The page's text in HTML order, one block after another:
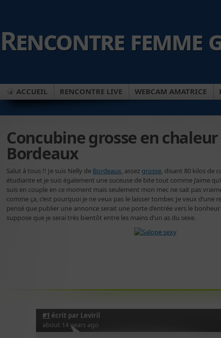
Rencontre femme
ACCUEIL RENCONTRE LIVE WEBCAM AMATRICE
Concubine grosse en
Bordeaux
Salut à tous !! Je suis Nelly de Bordeaux, assez grosse, disant 80 kilos de
étudiante et je suis également une suceuse de bite tout comme j’aime
suis en couple en ce moment mais seulement mon mec ne sait pas
comme ça, c’est pourquoi je ne veux pas le laisser tomber. Je veux d’une
pensé que publier une annonce serait une porte d’entrée vers le
suppose que je serai très bientôt entre les mains d’un as du sexe.
#1 écrit par Leviril
about 14 years ago